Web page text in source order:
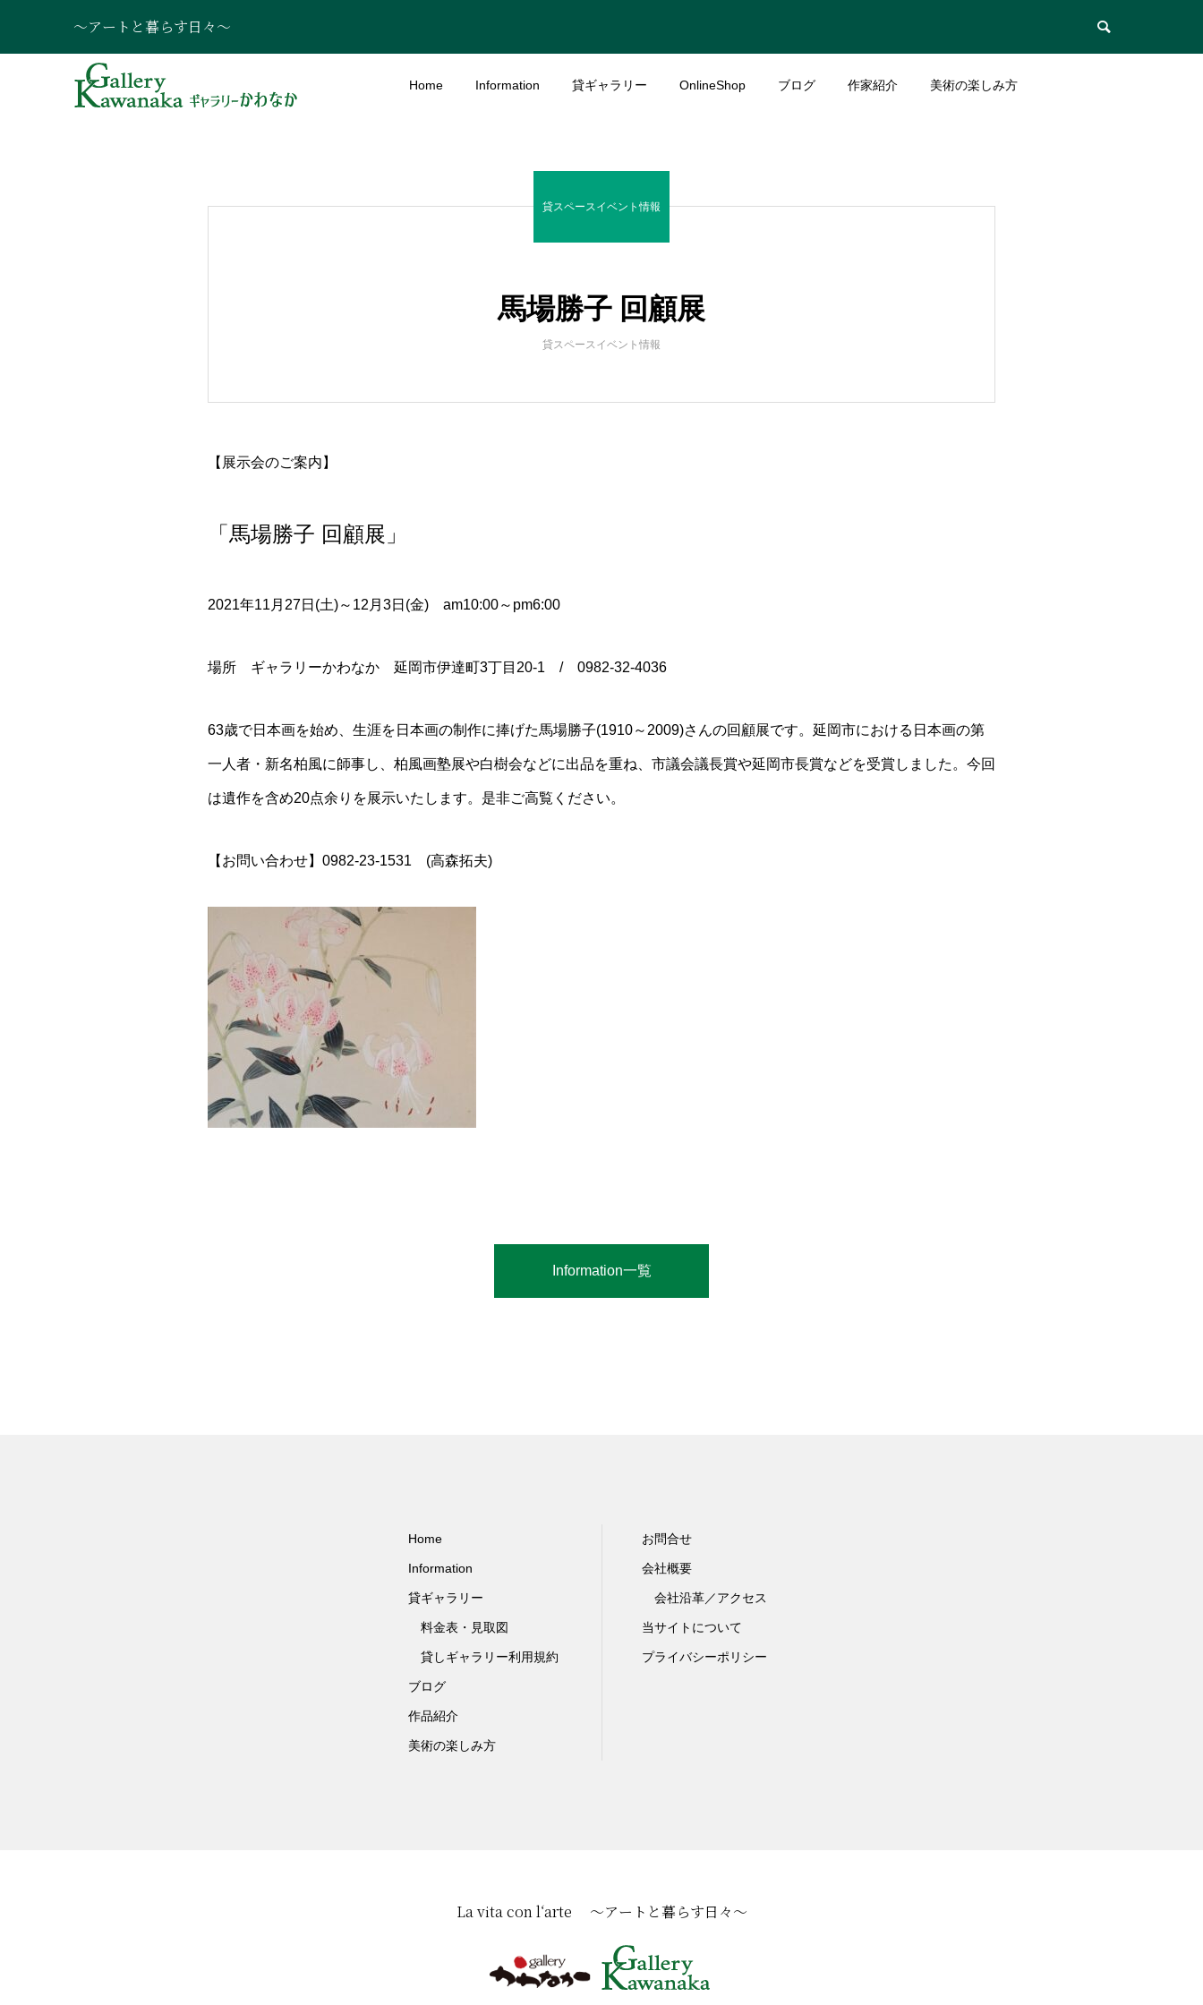
～アートと暮らす日々～ 
Home Information 貸ギャラリー OnlineShop ブログ 作家紹介 美術の楽しみ方
貸スペースイベント情報
馬場勝子 回顧展
貸スペースイベント情報
【展示会のご案内】
「馬場勝子 回顧展」
2021年11月27日(土)～12月3日(金) am10:00～pm6:00
場所 ギャラリーかわなか 延岡市伊達町3丁目20-1 / 0982-32-4036
63歳で日本画を始め、生涯を日本画の制作に捧げた馬場勝子(1910～2009)さんの回顧展です。延岡市における日本画の第
一人者・新名柏風に師事し、柏風画塾展や白樹会などに出品を重ね、市議会議長賞や延岡市長賞などを受賞しました。今回
は遺作を含め20点余りを展示いたします。是非ご高覧ください。
【お問い合わせ】0982-23-1531 (高森拓夫)
Information一覧
Home
Information
貸ギャラリー
料金表・見取図
貸しギャラリー利用規約
ブログ
作品紹介
美術の楽しみ方
お問合せ
会社概要
会社沿革／アクセス
当サイトについて
プライバシーポリシー
La vita con l‘arte ～アートと暮らす日々～